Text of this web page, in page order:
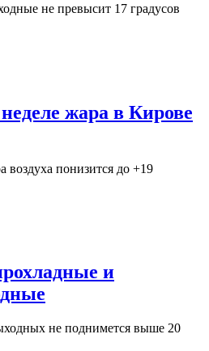
не превысит 17 градусов
жара в Кирове
воздуха понизится до +19
и
не поднимется выше 20